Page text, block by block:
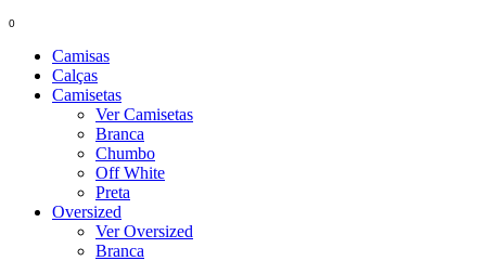
0
Camisas
Calças
Camisetas
Ver Camisetas
Branca
Chumbo
Off White
Preta
Oversized
Ver Oversized
Branca